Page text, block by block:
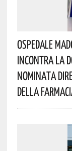
Ospedale
Incontra La
Nominata
Della